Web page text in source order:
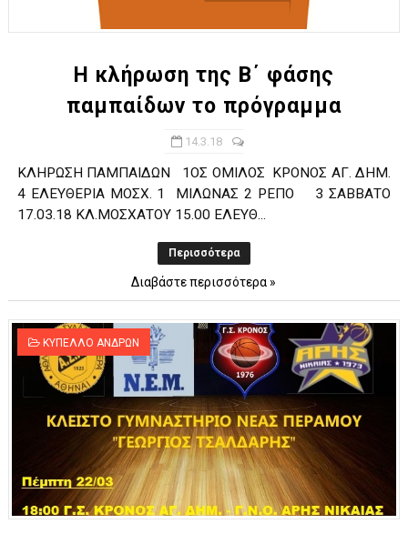
ΧΡΟΝΙΑ ΠΟΛΛΑ ΣΤΟ ΕΛΛΗΝΙΚΟ ΜΠΑΣΚΕΤ : 39Η ΕΠΕΤΕΙΟΣ ΑΠΟ
Ο δρόμος για τον 29ο τελικό κυπέλλου ανδρών ΕΣΚΑΝΑ
U21: Τεράστια πρόκριση για τον Πανελευσινιακό στον
Γ΄ανδρών play offs : "Σκληρό" καρύδι η Φιλία Περάματος
Play off B εφήβων Β φάση Στο f4 ΑΕ Ρέντη, Πέρα , Ερμής
Η κλήρωση της B΄ φάσης
παμπαίδων το πρόγραμμα
14.3.18
ΚΛΗΡΩΣΗ ΠΑΜΠΑΙΔΩΝ 1ΟΣ ΟΜΙΛΟΣ ΚΡΟΝΟΣ ΑΓ. ΔΗΜ.
4 ΕΛΕΥΘΕΡΙΑ ΜΟΣΧ. 1 ΜΙΛΩΝΑΣ 2 ΡΕΠΟ 3 ΣΑΒΒΑΤΟ
17.03.18 ΚΛ.ΜΟΣΧΑΤΟΥ 15.00 ΕΛΕΥΘ...
Περισσότερα
Διαβάστε περισσότερα »
ΚΥΠΕΛΛΟ ΑΝΔΡΩΝ